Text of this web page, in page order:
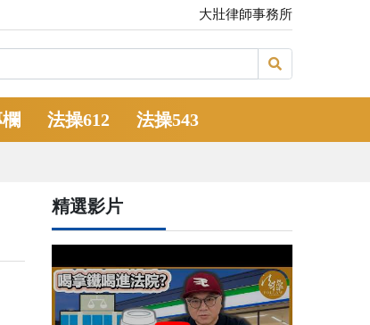
大壯律師事務所
法操612 法操543
精選影片